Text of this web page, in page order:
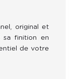
original et
sa finition en
de votre